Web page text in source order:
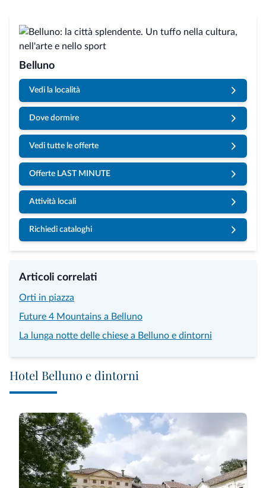
Belluno
Vedi la località
Dove dormire
Vedi tutte le offerte
Offerte LAST MINUTE
Attività locali
Richiedi cataloghi
Articoli correlati
Orti in piazza
Future 4 Mountains a Belluno
La lunga notte delle chiese a Belluno e dintorni
Hotel Belluno e dintorni